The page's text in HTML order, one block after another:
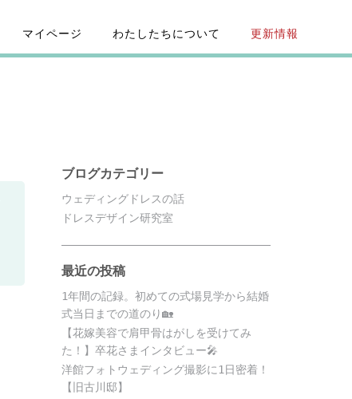
マイページ わたしたちについて 更新情報
ブログカテゴリー
ウェディングドレスの話
ドレスデザイン研究室
最近の投稿
1年間の記録。初めての式場見学から結婚
式当日までの道のり🏡
【花嫁美容で肩甲骨はがしを受けてみ
た！】卒花さまインタビュー🎤
洋館フォトウェディング撮影に1日密着！
【旧古川邸】